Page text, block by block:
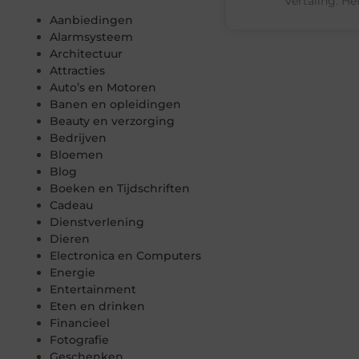
Aanbiedingen
Alarmsysteem
Architectuur
Attracties
Auto’s en Motoren
Banen en opleidingen
Beauty en verzorging
Bedrijven
Bloemen
Blog
Boeken en Tijdschriften
Cadeau
Dienstverlening
Dieren
Electronica en Computers
Energie
Entertainment
Eten en drinken
Financieel
Fotografie